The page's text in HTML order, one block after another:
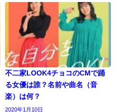
不二家LOOK4チョコのCMで踊
る女優は誰？名前や曲名（音
楽）は何？
2020年1月10日